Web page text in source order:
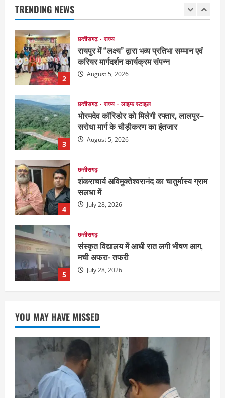
TRENDING NEWS
2
3
छत्तीसगढ़ राज्य
भोरमदेव कॉरिडोर को मिलेगी रफ्तार, लालपुर–
सरोधा मार्ग के चौड़ीकरण का इंतजार
August 5, 2026
4
छत्तीसगढ़
शंकराचार्य अविमुक्तेश्वरानंद का चातुर्मास्य ग्राम
सलधा में
July 28, 2026
5
छत्तीसगढ़
संस्कृत विद्यालय में आधी रात लगी भीषण आग,
मची अफरा- तफरी
July 28, 2026
1
दुनिया राज्य
ग्रेटर नोएडा में दूषित पानी पीने से 100 से ज्यादा
लोग बीमार
August 6, 2026
2
रायपुर में “लक्ष्य” द्वारा भव्य प्रतिभा सम्मान एवं
करियर मार्गदर्शन कार्यक्रम संपन्न
छत्तीसगढ़ राज्य लाइफ स्टाइल
भोरमदेव कॉरिडोर को मिलेगी रफ्तार, लालपुर–
सरोधा मार्ग के चौड़ीकरण का इंतजार
YOU MAY HAVE MISSED